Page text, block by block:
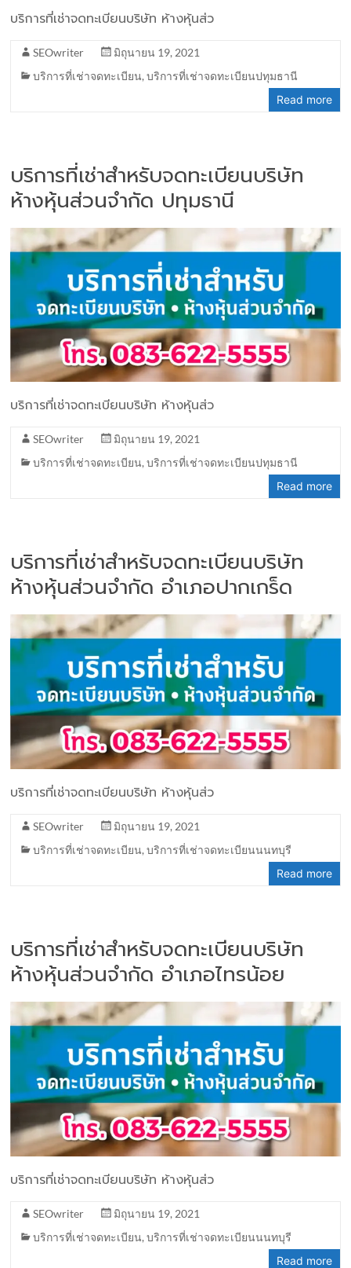
บริการที่เช่าจดทะเบียนบริษัท ห้างหุ้นส่ว
SEOwriter
มิถุนายน 19, 2021
บริการที่เช่าจดทะเบียน,บริการที่เช่าจดทะเบียนปทุมธานี
Read more
บริการที่เช่าสำหรับจดทะเบียนบริษัท
ห้างหุ้นส่วนจำกัด ปทุมธานี
บริการที่เช่าจดทะเบียนบริษัท ห้างหุ้นส่ว
SEOwriter
มิถุนายน 19, 2021
บริการที่เช่าจดทะเบียน,บริการที่เช่าจดทะเบียนปทุมธานี
Read more
บริการที่เช่าสำหรับจดทะเบียนบริษัท
ห้างหุ้นส่วนจำกัด อำเภอปากเกร็ด
บริการที่เช่าจดทะเบียนบริษัท ห้างหุ้นส่ว
SEOwriter
มิถุนายน 19, 2021
บริการที่เช่าจดทะเบียน,บริการที่เช่าจดทะเบียนนนทบุรี
Read more
บริการที่เช่าสำหรับจดทะเบียนบริษัท
ห้างหุ้นส่วนจำกัด อำเภอไทรน้อย
บริการที่เช่าจดทะเบียนบริษัท ห้างหุ้นส่ว
SEOwriter
มิถุนายน 19, 2021
บริการที่เช่าจดทะเบียน,บริการที่เช่าจดทะเบียนนนทบุรี
Read more